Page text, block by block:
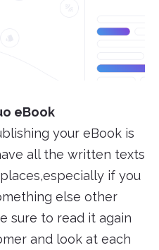
eBook
your eBook is
all the written texts
if you
else other
sure to read it again
and look at each